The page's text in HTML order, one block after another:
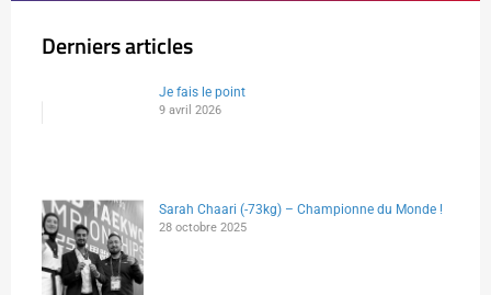
Derniers articles
Je fais le point
9 avril 2026
Sarah Chaari (-73kg) – Championne du Monde !
28 octobre 2025